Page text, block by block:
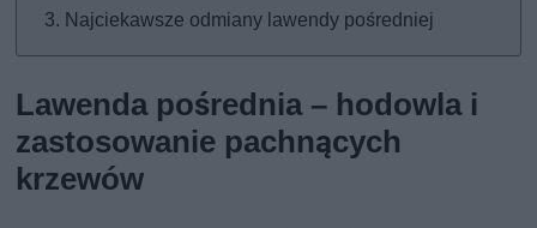
Najciekawsze odmiany lawendy pośredniej
Lawenda pośrednia – hodowla i
zastosowanie pachnących
krzewów